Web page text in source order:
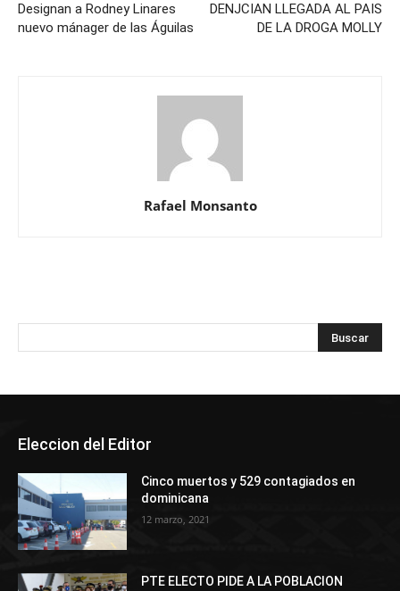
Designan a Rodney Linares
nuevo mánager de las Águilas
DENJCIAN LLEGADA AL PAIS
DE LA DROGA MOLLY
Rafael Monsanto
Eleccion del Editor
Cinco muertos y 529 contagiados en
dominicana
12 marzo, 2021
PTE ELECTO PIDE A LA POBLACION